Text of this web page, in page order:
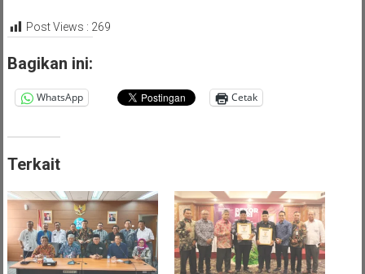
Post Views : 269
Bagikan ini:
WhatsApp Cetak
Terkait